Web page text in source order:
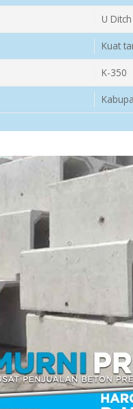
U
Kuat
K-350